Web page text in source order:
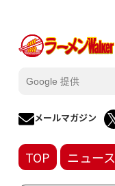
メールマガジン
TOP ニュース